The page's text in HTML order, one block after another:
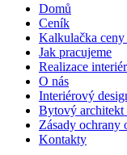
Domů
Ceník
Kalkulačka
Jak pracujeme
Realizace
O nás
Interiérový
Bytový architekt
Zásady ochrany
Kontakty